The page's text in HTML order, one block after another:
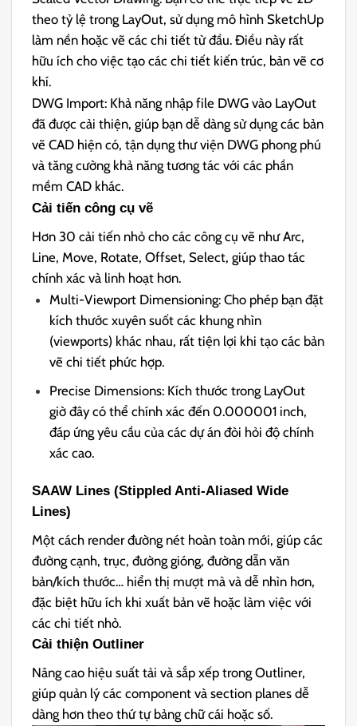
theo tỷ lệ trong LayOut, sử dụng mô hình SketchUp
làm nền hoặc vẽ các chi tiết từ đầu. Điều này rất
hữu ích cho việc tạo các chi tiết kiến trúc, bản vẽ cơ
khí.
DWG Import: Khả năng nhập file DWG vào LayOut
đã được cải thiện, giúp bạn dễ dàng sử dụng các bản
vẽ CAD hiện có, tận dụng thư viện DWG phong phú
và tăng cường khả năng tương tác với các phần
mềm CAD khác.
Cải tiến công cụ vẽ
Hơn 30 cải tiến nhỏ cho các công cụ vẽ như Arc,
Line, Move, Rotate, Offset, Select, giúp thao tác
chính xác và linh hoạt hơn.
Multi-Viewport Dimensioning: Cho phép bạn đặt
kích thước xuyên suốt các khung nhìn
(viewports) khác nhau, rất tiện lợi khi tạo các bản
vẽ chi tiết phức hợp.
Precise Dimensions: Kích thước trong LayOut
giờ đây có thể chính xác đến 0.000001 inch,
đáp ứng yêu cầu của các dự án đòi hỏi độ chính
xác cao.
SAAW Lines (Stippled Anti-Aliased Wide
Lines)
Một cách render đường nét hoàn toàn mới, giúp các
đường cạnh, trục, đường gióng, đường dẫn văn
bản/kích thước… hiển thị mượt mà và dễ nhìn hơn,
đặc biệt hữu ích khi xuất bản vẽ hoặc làm việc với
các chi tiết nhỏ.
Cải thiện Outliner
Nâng cao hiệu suất tải và sắp xếp trong Outliner,
giúp quản lý các component và section planes dễ
dàng hơn theo thứ tự bảng chữ cái hoặc số.